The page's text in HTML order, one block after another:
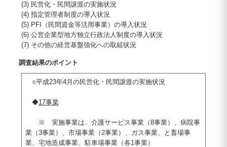
(3) 民営化・民間譲渡の実施状況
(4) 指定管理者制度の導入状況
(5) PFI（民間資金等活用事業）の導入状況
(6) 公営企業型地方独立行政法人制度の導入状況
(7) その他の経営基盤強化への取組状況
調査結果のポイント
○平成23年4月の民営化・民間譲渡の実施状況
◆17事業
※ 実施事業は、介護サービス事業（8事業）、病院事
業（3事業）、市場事業（2事業）、ガス事業、と畜場事
業、宅地造成事業、駐車場事業（各1事業）